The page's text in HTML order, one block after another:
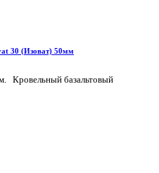
30 (Изоват) 50мм
базальтовый